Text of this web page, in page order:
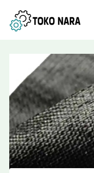
konten
navigation